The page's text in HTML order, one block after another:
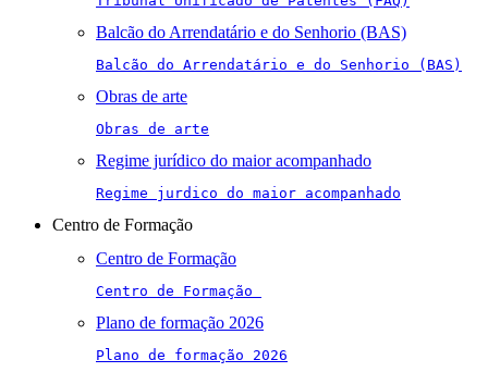
Balcão do Arrendatário e do Senhorio (BAS)
Balcão do Arrendatário e do Senhorio (BAS)
Obras de arte
Obras de arte
Regime jurídico do maior acompanhado
Regime jurdico do maior acompanhado
Centro de Formação
Centro de Formação
Centro de Formação
Plano de formação 2026
Plano de formação 2026